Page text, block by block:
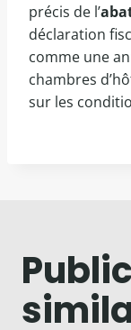
précis de l’
déclaration
comme une
chambres
sur les